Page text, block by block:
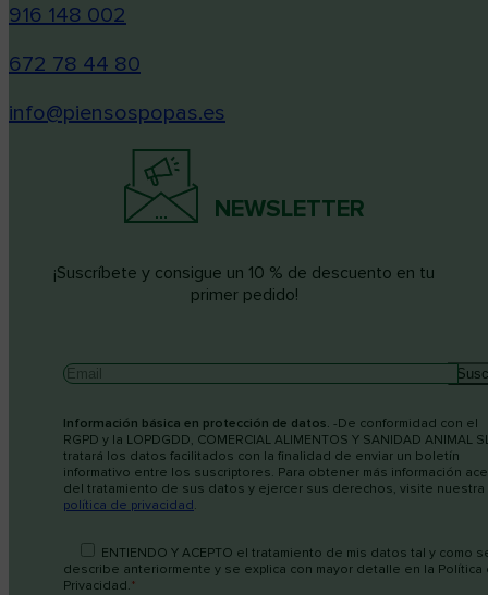
916 148 002
672 78 44 80
info@piensospopas.es
NEWSLETTER
¡Suscríbete y consigue un 10 % de descuento en tu
primer pedido!
Información básica en protección de datos. -De conformidad con el
RGPD y la LOPDGDD, COMERCIAL ALIMENTOS Y SANIDAD ANIMAL
tratará los datos facilitados con la finalidad de enviar un boletín
informativo entre los suscriptores. Para obtener más información
del tratamiento de sus datos y ejercer sus derechos, visite nuestra
política de privacidad.
ENTIENDO Y ACEPTO el tratamiento de mis datos tal y como
describe anteriormente y se explica con mayor detalle en la Política
Privacidad.*